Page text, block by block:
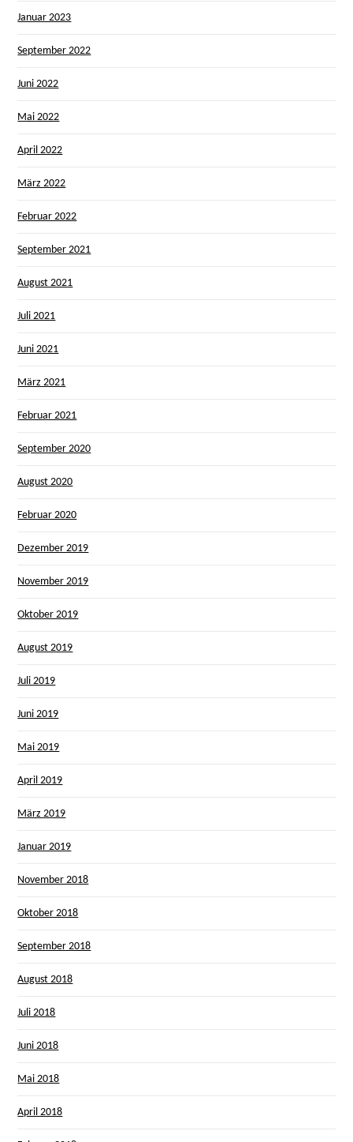
Januar 2023
September 2022
Juni 2022
Mai 2022
April 2022
März 2022
Februar 2022
September 2021
August 2021
Juli 2021
Juni 2021
März 2021
Februar 2021
September 2020
August 2020
Februar 2020
Dezember 2019
November 2019
Oktober 2019
August 2019
Juli 2019
Juni 2019
Mai 2019
April 2019
März 2019
Januar 2019
November 2018
Oktober 2018
September 2018
August 2018
Juli 2018
Juni 2018
Mai 2018
April 2018